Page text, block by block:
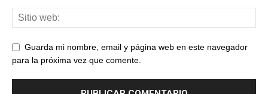
Guarda mi nombre, email y página web en este navegador
para la próxima vez que comente.